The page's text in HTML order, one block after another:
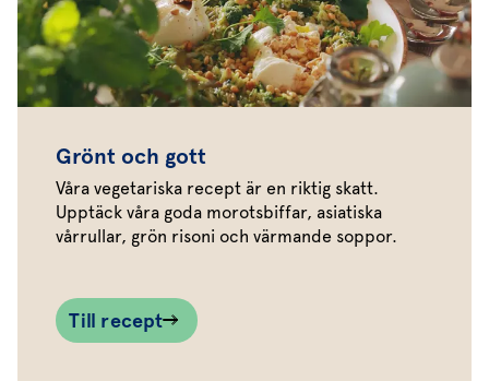
Grönt och gott
Våra vegetariska recept är en riktig skatt.
Upptäck våra goda morotsbiffar, asiatiska
vårrullar, grön risoni och värmande soppor.
Till recept